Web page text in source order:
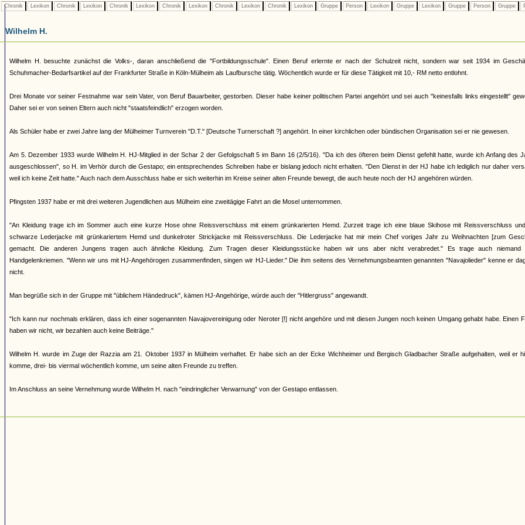
Chronik Lexikon Chronik Lexikon Chronik Lexikon Chronik Lexikon Chronik Lexikon Chronik Lexikon Gruppe Person Lexikon Gruppe Lexikon Gruppe Person Gruppe
Wilhelm H.
Wilhelm H. besuchte zunächst die Volks-, daran anschließend die "Fortbildungsschule". Einen Beruf erlernte er nach der Schulzeit nicht, sondern war seit 1934 im
Schuhmacher-Bedarfsartikel auf der Frankfurter Straße in Köln-Mülheim als Laufbursche tätig. Wöchentlich wurde er für diese Tätigkeit mit 10,- RM netto entlohnt.
Drei Monate vor seiner Festnahme war sein Vater, von Beruf Bauarbeiter, gestorben. Dieser habe keiner politischen Partei angehört und sei auch "keinesfalls links eingestellt"
Daher sei er von seinen Eltern auch nicht "staatsfeindlich" erzogen worden.
Als Schüler habe er zwei Jahre lang der Mülheimer Turnverein "D.T." [Deutsche Turnerschaft ?] angehört. In einer kirchlichen oder bündischen Organisation sei er nie gewesen.
Am 5. Dezember 1933 wurde Wilhelm H. HJ-Mitglied in der Schar 2 der Gefolgschaft 5 im Bann 16 (2/5/16). "Da ich des öfteren beim Dienst gefehlt hatte, wurde ich Anfang des
ausgeschlossen", so H. im Verhör durch die Gestapo; ein entsprechendes Schreiben habe er bislang jedoch nicht erhalten. "Den Dienst in der HJ habe ich lediglich nur daher
weil ich keine Zeit hatte." Auch nach dem Ausschluss habe er sich weiterhin im Kreise seiner alten Freunde bewegt, die auch heute noch der HJ angehören würden.
Pfingsten 1937 habe er mit drei weiteren Jugendlichen aus Mülheim eine zweitägige Fahrt an die Mosel unternommen.
"An Kleidung trage ich im Sommer auch eine kurze Hose ohne Reissverschluss mit einem grünkarierten Hemd. Zurzeit trage ich eine blaue Skihose mit Reissverschluss
schwarze Lederjacke mit grünkariertem Hemd und dunkelroter Strickjacke mit Reissverschluss. Die Lederjacke hat mir mein Chef voriges Jahr zu Weihnachten [zum
gemacht. Die anderen Jungens tragen auch ähnliche Kleidung. Zum Tragen dieser Kleidungsstücke haben wir uns aber nicht verabredet." Es trage auch niemand
Handgelenkriemen. "Wenn wir uns mit HJ-Angehörogen zusammenfinden, singen wir HJ-Lieder." Die ihm seitens des Vernehmungsbeamten genannten "Navajolieder" kenne er
nicht.
Man begrüße sich in der Gruppe mit "üblichem Händedruck", kämen HJ-Angehörige, würde auch der "Hitlergruss" angewandt.
"Ich kann nur nochmals erklären, dass ich einer sogenannten Navajovereinigung oder Neroter [!] nicht angehöre und mit diesen Jungen noch keinen Umgang gehabt habe. Einen
haben wir nicht, wir bezahlen auch keine Beiträge."
Wilhelm H. wurde im Zuge der Razzia am 21. Oktober 1937 in Mülheim verhaftet. Er habe sich an der Ecke Wichheimer und Bergisch Gladbacher Straße aufgehalten, weil er
komme, drei- bis viermal wöchentlich komme, um seine alten Freunde zu treffen.
Im Anschluss an seine Vernehmung wurde Wilhelm H. nach "eindringlicher Verwarnung" von der Gestapo entlassen.